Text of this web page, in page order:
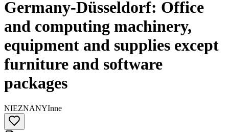
Germany-Düsseldorf: Office
and computing machinery,
equipment and supplies except
furniture and software
packages
NIEZNANYInne